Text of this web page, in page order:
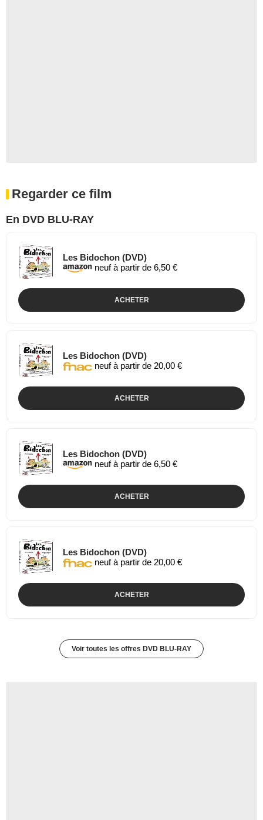
Regarder ce film
En DVD BLU-RAY
Les Bidochon (DVD)
neuf à partir de 6,50 €
ACHETER
Les Bidochon (DVD)
neuf à partir de 20,00 €
ACHETER
Les Bidochon (DVD)
neuf à partir de 6,50 €
ACHETER
Les Bidochon (DVD)
neuf à partir de 20,00 €
ACHETER
Voir toutes les offres DVD BLU-RAY